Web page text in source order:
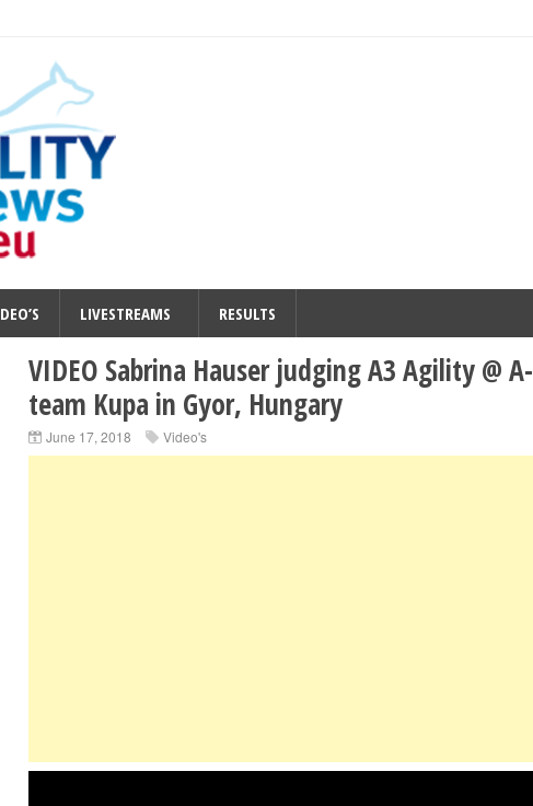
LIVESTREAMS RESULTS
VIDEO Sabrina Hauser judging A3 Agility @ A-
team Kupa in Gyor, Hungary
June 17, 2018 Video's